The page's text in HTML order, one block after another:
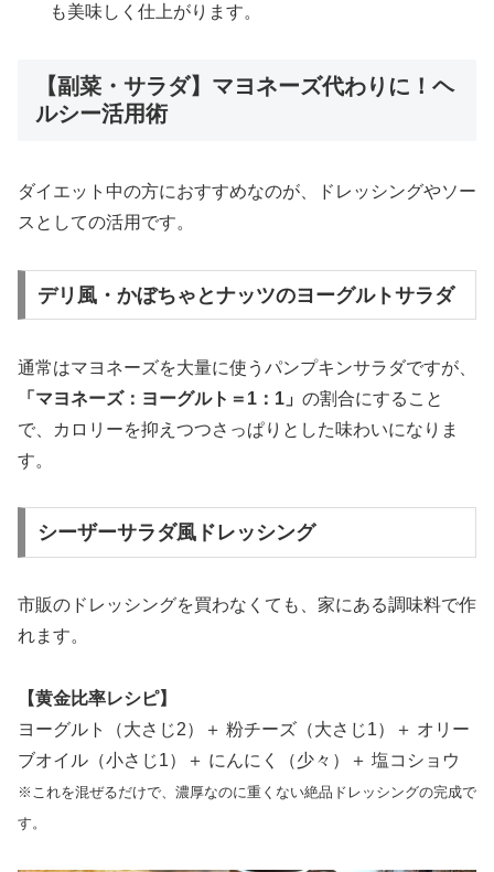
も美味しく仕上がります。
【副菜・サラダ】マヨネーズ代わりに！ヘ
ルシー活用術
ダイエット中の方におすすめなのが、ドレッシングやソー
スとしての活用です。
デリ風・かぼちゃとナッツのヨーグルトサラダ
通常はマヨネーズを大量に使うパンプキンサラダですが、
「マヨネーズ：ヨーグルト＝1：1」 の割合にすること
で、カロリーを抑えつつさっぱりとした味わいになりま
す。
シーザーサラダ風ドレッシング
市販のドレッシングを買わなくても、家にある調味料で作
れます。
【黄金比率レシピ】
ヨーグルト（大さじ2）＋ 粉チーズ（大さじ1）＋ オリー
ブオイル（小さじ1）＋ にんにく（少々）＋ 塩コショウ
※これを混ぜるだけで、濃厚なのに重くない絶品ドレッシングの完成で
す。